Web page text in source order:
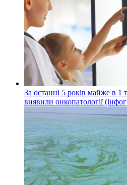
За останні 5 років майже в
виявили онкопатології